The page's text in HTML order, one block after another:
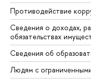
Противодействие
Сведения о доходах,
обязательствах
Сведения об
Людям с